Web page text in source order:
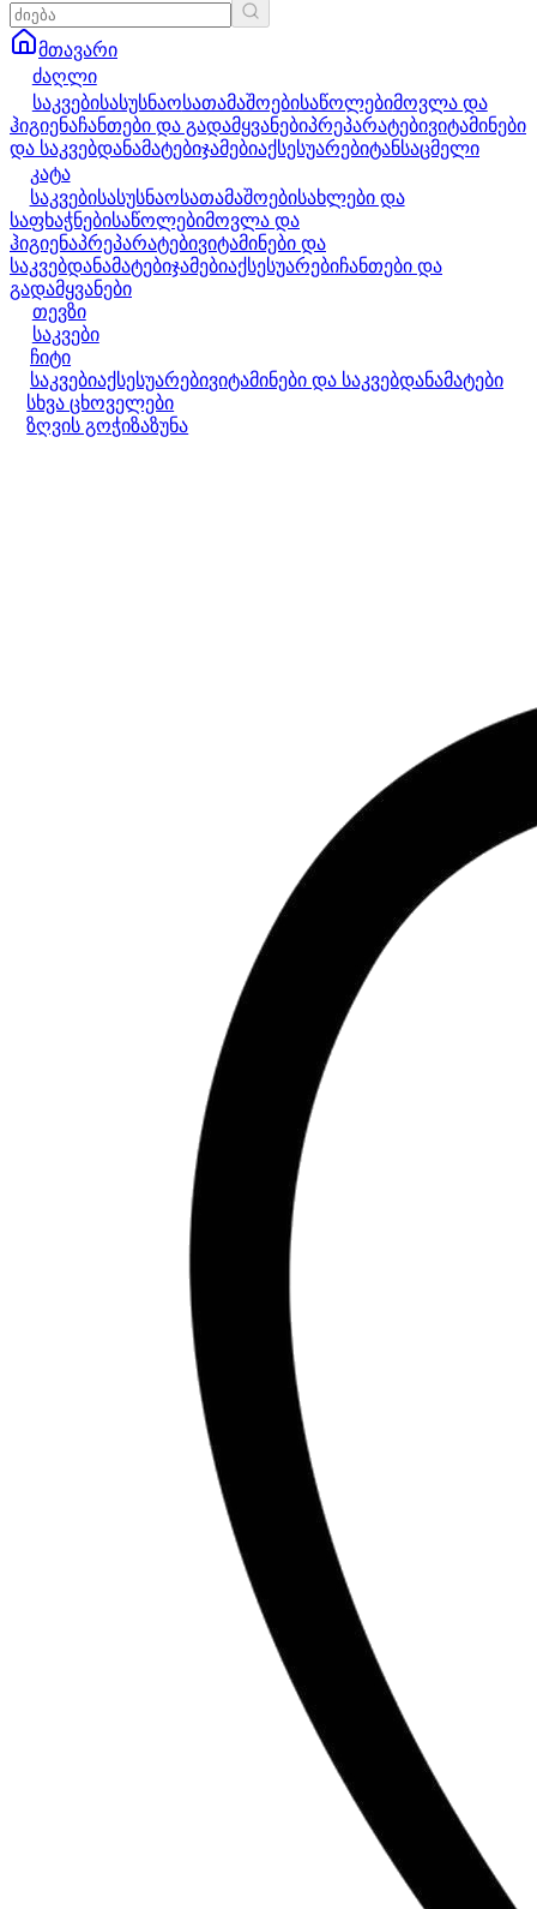
მთავარი
ძაღლი
საკვებისასუსნაოსათამაშოებისაწოლებიმოვლა და
ჰიგიენაჩანთები და გადამყვანებიპრეპარატებივიტამინები
და საკვებდანამატებიჯამებიაქსესუარებიტანსაცმელი
კატა
საკვებისასუსნაოსათამაშოებისახლები და
საფხაჭნებისაწოლებიმოვლა და
ჰიგიენაპრეპარატებივიტამინები და
საკვებდანამატებიჯამებიაქსესუარებიჩანთები და
გადამყვანები
თევზი
საკვები
ჩიტი
საკვებიაქსესუარებივიტამინები და საკვებდანამატები
სხვა ცხოველები
ზღვის გოჭიზაზუნა